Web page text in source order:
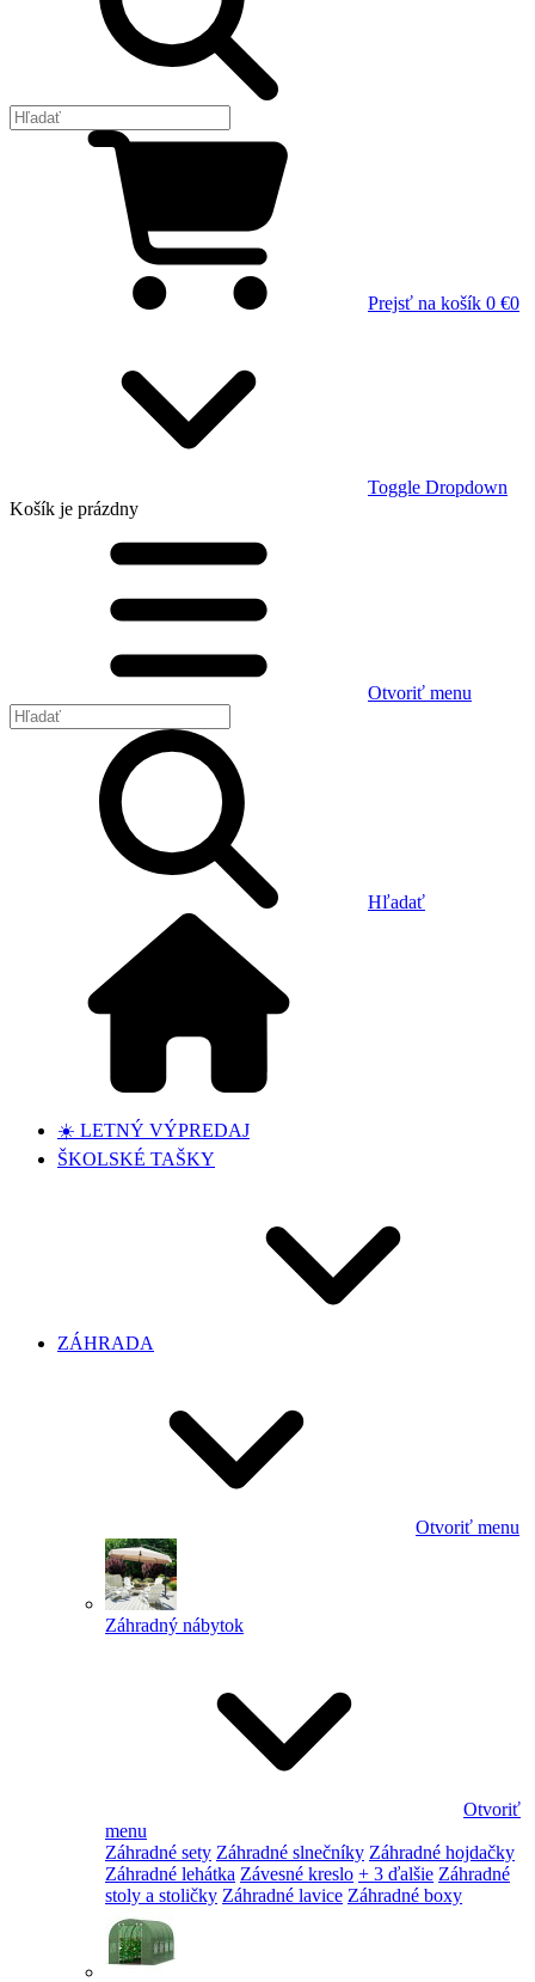
Prejsť na košík 0 €0
Toggle Dropdown
Košík je prázdny
Otvoriť menu
Hľadať
☀️ LETNÝ VÝPREDAJ
ŠKOLSKÉ TAŠKY
ZÁHRADA
Otvoriť menu
Záhradný nábytok
Otvoriť
menu
Záhradné sety Záhradné slnečníky Záhradné hojdačky
Záhradné lehátka Závesné kreslo + 3 ďalšie Záhradné
stoly a stoličky Záhradné lavice Záhradné boxy